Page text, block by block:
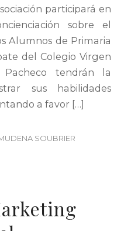
participará en
sobre el
Alumnos de Primaria
del Colegio Virgen
tendrán la
sus habilidades
a favor […]
SOUBRIER